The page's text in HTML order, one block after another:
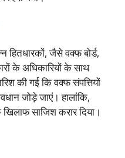
हितधारकों, जैसे वक्फ बोर्ड,
के अधिकारियों के साथ
की गई कि वक्फ संपत्तियों
जोड़े जाएं। हालांकि,
साजिश करार दिया।